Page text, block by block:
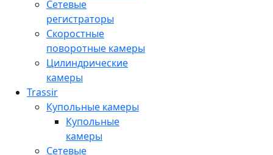
Сетевые
регистраторы
Скоростные
поворотные камеры
Цилиндрические
камеры
Trassir
Купольные камеры
Купольные
камеры
Сетевые